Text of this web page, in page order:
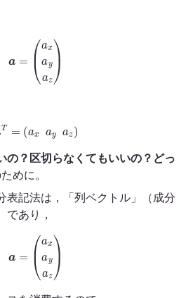
ay az
aT a
の？区切らなくてもいいの？どっ
めに。
表記法は，「列ベクトル」（成分
であり，
ay az